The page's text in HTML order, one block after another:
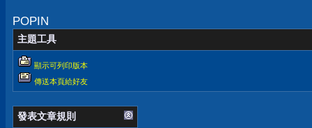
POPIN
主題工具
顯示可列印版本
傳送本頁給好友
發表文章規則